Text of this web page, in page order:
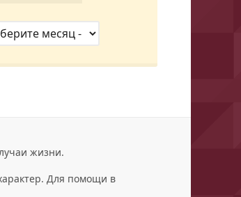
жизни.
Для помощи в